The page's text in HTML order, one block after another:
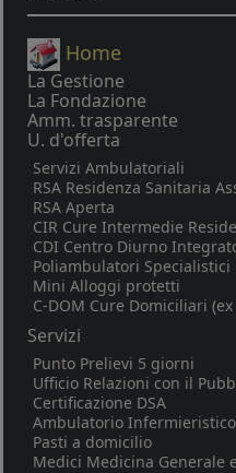
Home
La Gestione
La Fondazione
Amm. trasparente
U. d'offerta
Servizi Ambulatoriali
RSA Residenza Sanitaria
RSA Aperta
CIR Cure Intermedie
CDI Centro Diurno
Poliambulatori Specialistici
Mini Alloggi protetti
C-DOM Cure Domiciliari (ex
Servizi
Punto Prelievi 5 giorni
Ufficio Relazioni con il
Certificazione DSA
Ambulatorio Infermieristico
Pasti a domicilio
Medici Medicina Generale